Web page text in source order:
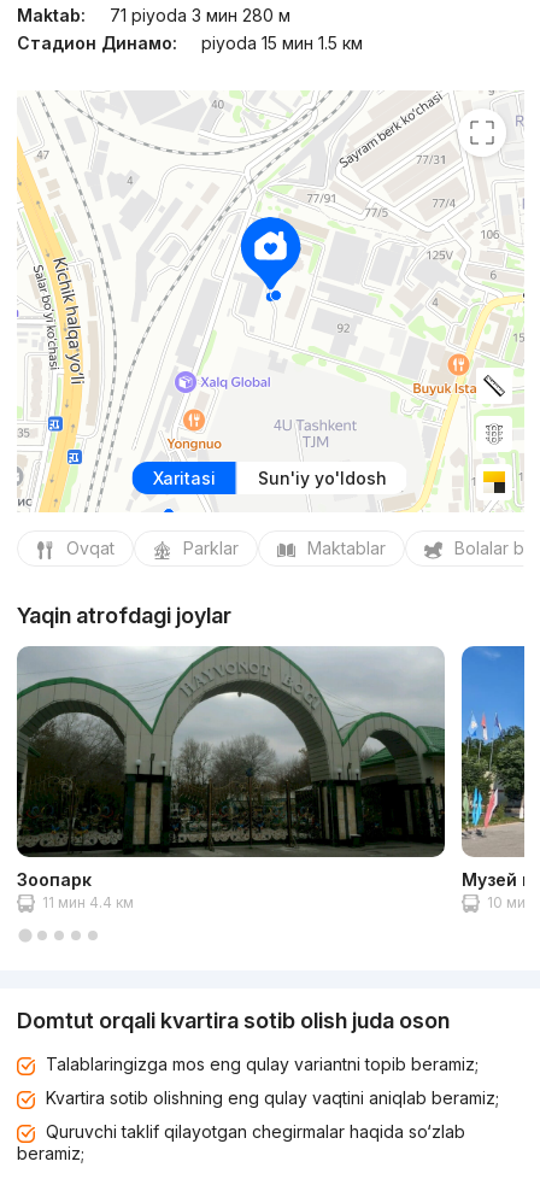
Maktab:
71 piyoda 3 мин 280 м
Стадион Динамо:
piyoda 15 мин 1.5 км
Xaritasi Sun'iy yo'ldosh
Ovqat Parklar Maktablar Bolalar
Yaqin atrofdagi joylar
Зоопарк
11 мин 4.4 км
Музей
10 мин
Domtut orqali kvartira sotib olish juda oson
Talablaringizga mos eng qulay variantni topib beramiz;
Kvartira sotib olishning eng qulay vaqtini aniqlab beramiz;
Quruvchi taklif qilayotgan chegirmalar haqida so‘zlab
beramiz;